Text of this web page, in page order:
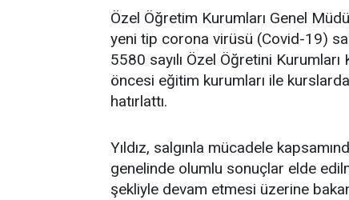
Özel Öğretim Kurumları Genel
yeni tip corona virüsü (Covid-19)
5580 sayılı Özel Öğretini
öncesi eğitim kurumları ile
hatırlattı.
Yıldız, salgınla mücadele
genelinde olumlu sonuçlar elde
şekliyle devam etmesi üzerine